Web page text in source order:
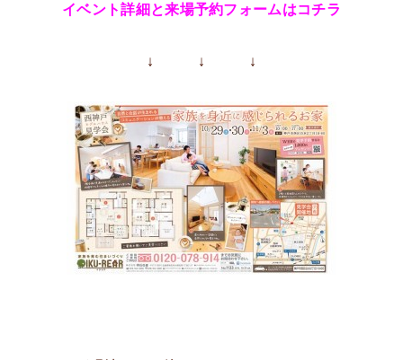
イベント詳細と来場予約フォームはコチラ
↓ ↓ ↓